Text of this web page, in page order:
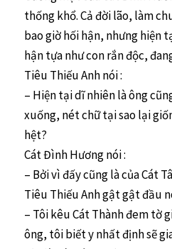
thống khổ. Cả đời lão, làm
bao giờ hối hận, nhưng hiện
hận tựa như con rắn độc,
Tiêu Thiếu Anh nói :
– Hiện tại dĩ nhiên là ông
xuống, nét chữ tại sao lại
hệt?
Cát Đình Hương nói :
– Bởi vì đấy cũng là của Cát
Tiêu Thiếu Anh gật gật đầu
– Tôi kêu Cát Thành đem tờ
ông, tôi biết y nhất định sẽ